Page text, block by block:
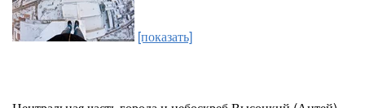
[показать]